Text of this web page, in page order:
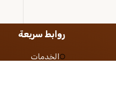
روابط سريعة
الخدمات